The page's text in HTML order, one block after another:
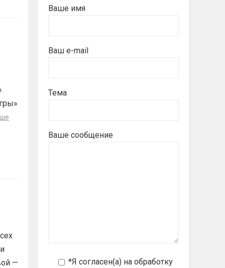
—
Ваше имя
Ваш e-mail
Тема
Ваше сообщение
*Я согласен(а) на обработку